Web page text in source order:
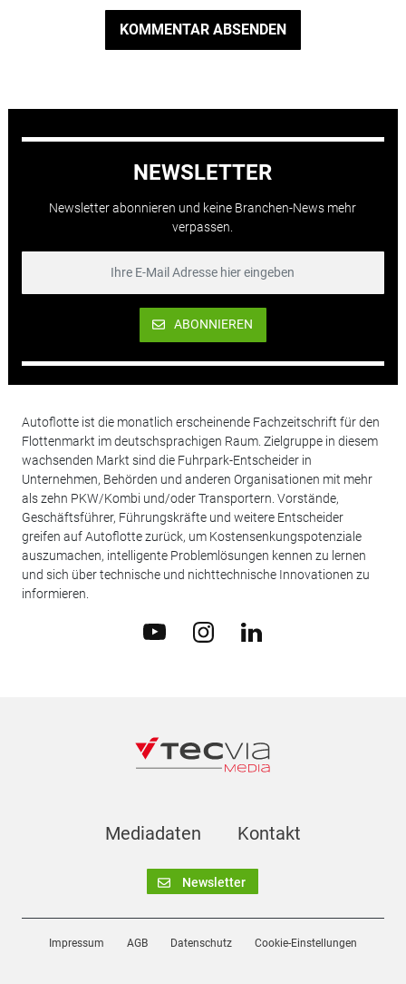
KOMMENTAR ABSENDEN
NEWSLETTER
Newsletter abonnieren und keine Branchen-News mehr
verpassen.
ABONNIEREN
Autoflotte ist die monatlich erscheinende Fachzeitschrift für den
Flottenmarkt im deutschsprachigen Raum. Zielgruppe in diesem
wachsenden Markt sind die Fuhrpark-Entscheider in
Unternehmen, Behörden und anderen Organisationen mit mehr
als zehn PKW/Kombi und/oder Transportern. Vorstände,
Geschäftsführer, Führungskräfte und weitere Entscheider
greifen auf Autoflotte zurück, um Kostensenkungspotenziale
auszumachen, intelligente Problemlösungen kennen zu lernen
und sich über technische und nichttechnische Innovationen zu
informieren.
Mediadaten Kontakt
Newsletter
Impressum AGB Datenschutz Cookie-Einstellungen